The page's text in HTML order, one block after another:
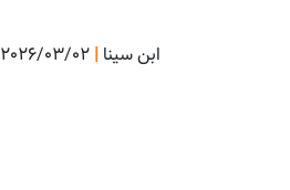
2026/03/02 | ابن سینا